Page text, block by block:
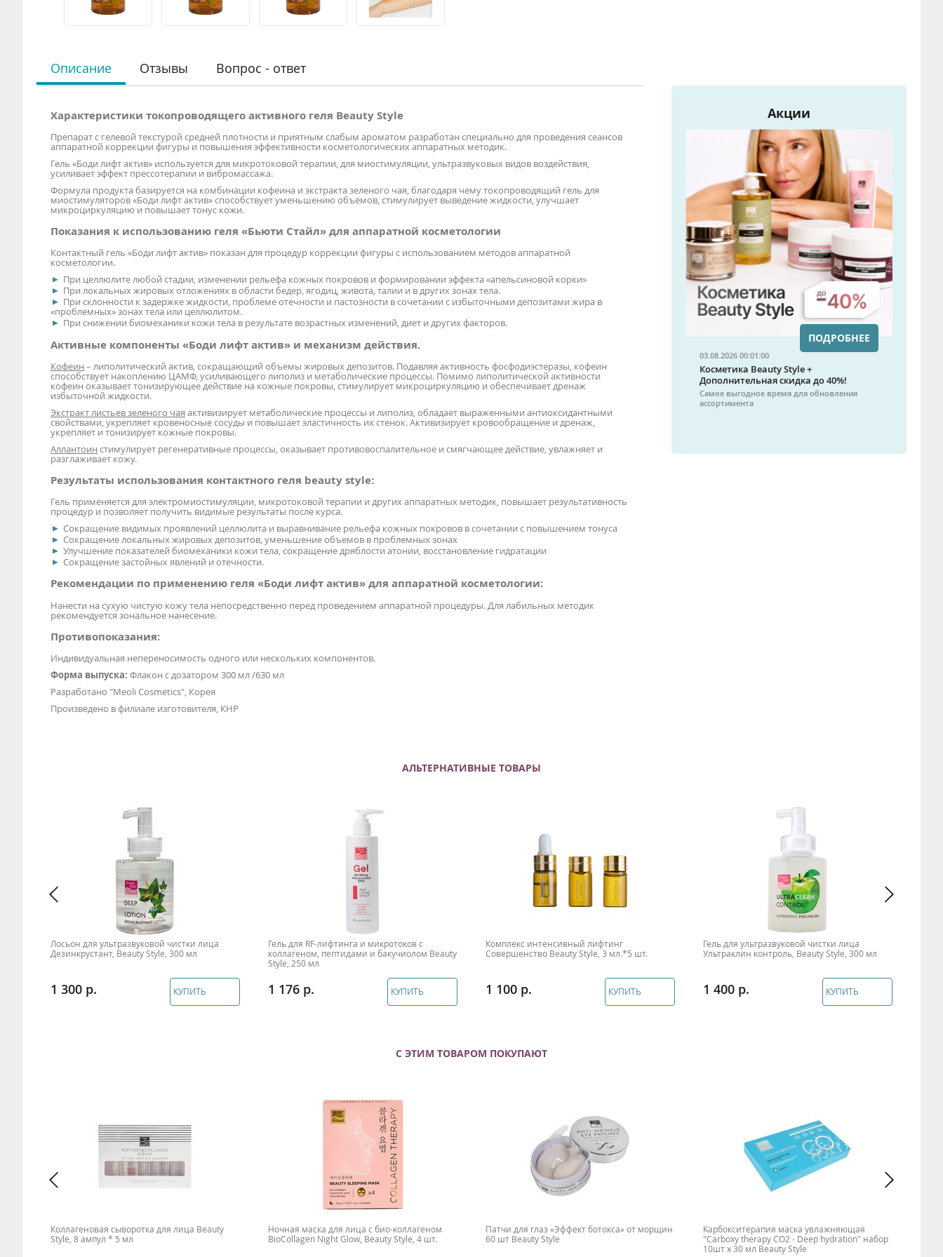
Описание
Характеристики токопроводящего активного геля Beauty Style
Препарат с гелевой текстурой средней плотности и приятным слабым ароматом разработан специально для проведения сеансов
аппаратной коррекции фигуры и повышения эффективности косметологических аппаратных методик.
Гель «Боди лифт актив» используется для микротоковой терапии, для миостимуляции, ультразвуковых видов воздействия,
усиливает эффект прессотерапии и вибромассажа.
Формула продукта базируется на комбинации кофеина и экстракта зеленого чая, благодаря чему токопроводящий гель для
миостимуляторов «Боди лифт актив» способствует уменьшению объёмов, стимулирует выведение жидкости, улучшает
микроциркуляцию и повышает тонус кожи.
Показания к использованию геля «Бьюти Стайл» для аппаратной косметологии
Контактный гель «Боди лифт актив» показан для процедур коррекции фигуры с использованием методов аппаратной
косметологии.
При целлюлите любой стадии, изменении рельефа кожных покровов и формировании эффекта «апельсиновой корки»
При локальных жировых отложениях в области бедер, ягодиц, живота, талии и в других зонах тела.
При склонности к задержке жидкости, проблеме отечности и пастозности в сочетании с избыточными депозитами жира в
«проблемных» зонах тела или целлюлитом.
При снижении биомеханики кожи тела в результате возрастных изменений, диет и других факторов.
Активные компоненты «Боди лифт актив» и механизм действия.
Кофеин – липолитический актив, сокращающий объемы жировых депозитов. Подавляя активность фосфодиэстеразы, кофеин
способствует накоплению ЦАМФ, усиливающего липолиз и метаболические процессы. Помимо липолитической активности
кофеин оказывает тонизирующее действие на кожные покровы, стимулирует микроциркуляцию и обеспечивает дренаж
избыточной жидкости.
Экстракт листьев зеленого чая активизирует метаболические процессы и липолиз, обладает выраженными антиоксидантными
свойствами, укрепляет кровеносные сосуды и повышает эластичность их стенок. Активизирует кровообращение и дренаж,
укрепляет и тонизирует кожные покровы.
Аллантоин стимулирует регенеративные процессы, оказывает противовоспалительное и смягчающее действие, увлажняет и
разглаживает кожу.
Результаты использования контактного геля beauty style:
Гель применяется для электромиостимуляции, микротоковой терапии и других аппаратных методик, повышает результативность
процедур и позволяет получить видимые результаты после курса.
Сокращение видимых проявлений целлюлита и выравнивание рельефа кожных покровов в сочетании с повышением тонуса
Сокращение локальных жировых депозитов, уменьшение объемов в проблемных зонах
Улучшение показателей биомеханики кожи тела, сокращение дряблости атонии, восстановление гидратации
Сокращение застойных явлений и отечности.
Рекомендации по применению геля «Боди лифт актив» для аппаратной косметологии:
Нанести на сухую чистую кожу тела непосредственно перед проведением аппаратной процедуры. Для лабильных методик
рекомендуется зональное нанесение.
Противопоказания:
Индивидуальная непереносимость одного или нескольких компонентов.
Форма выпуска: Флакон с дозатором 300 мл /630 мл
Разработано "Meoli Cosmetics", Корея
Произведено в филиале изготовителя, КНР
Отзывы Вопрос - ответ
Акции
03.08.2026 00:01:00
Косметика Beauty Style +
Дополнительная скидка до 40%!
Самое выгодное время для обновления
ассортимента
ПОДРОБНЕЕ
АЛЬТЕРНАТИВНЫЕ ТОВАРЫ
Лосьон для ультразвуковой чистки лица
Дезинкрустант, Beauty Style, 300 мл
1 300 КУПИТЬ
Гель для RF-лифтинга и микротоков с
коллагеном, пептидами и бакучиолом Beauty
Style, 250 мл
1 176 КУПИТЬ
Комплекс интенсивный лифтинг
Совершенство Beauty Style, 3 мл.*5 шт.
1 100 КУПИТЬ
Гель для ультразвуковой чистки лица
Ультраклин контроль, Beauty Style, 300 мл
1 400 КУПИТЬ
С ЭТИМ ТОВАРОМ ПОКУПАЮТ
Коллагеновая сыворотка для лица Beauty
Style, 8 ампул * 5 мл
Ночная маска для лица с био-коллагеном
BioCollagen Night Glow, Beauty Style, 4 шт.
Патчи для глаз «Эффект ботокса» от морщин
60 шт Beauty Style
Карбокситерапия маска увлажняющая
"Carboxy therapy CO2 - Deep hydration" набор
10шт x 30 мл Beauty Style